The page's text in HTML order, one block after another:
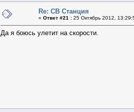
Re: СВ Станция
« Ответ #21 : 25 Октябрь 2012,
Да я боюсь улетит на скорости.